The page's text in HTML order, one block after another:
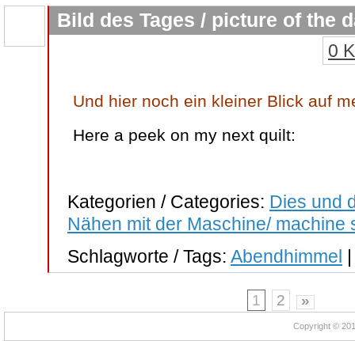
Bild des Tages / picture of the
0
Und hier noch ein kleiner Blick auf
Here a peek on my next quilt:
Kategorien / Categories: Dies und
Nähen mit der Maschine/ machine
Schlagworte / Tags: Abendhimmel
1 2 »
Copyright ©